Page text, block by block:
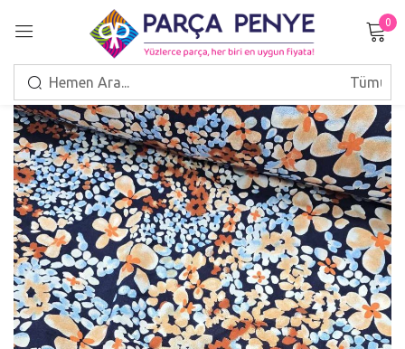
0
Giriş Yap
Beni hatırla Şifrenizi mi unuttunuz?
GIRIŞ
HESAP OLUŞTUR